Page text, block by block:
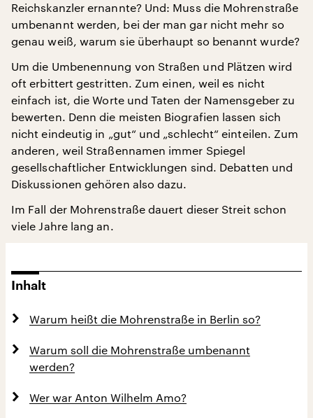
Reichskanzler ernannte? Und: Muss die Mohrenstraße
umbenannt werden, bei der man gar nicht mehr so
genau weiß, warum sie überhaupt so benannt wurde?
Um die Umbenennung von Straßen und Plätzen wird
oft erbittert gestritten. Zum einen, weil es nicht
einfach ist, die Worte und Taten der Namensgeber zu
bewerten. Denn die meisten Biografien lassen sich
nicht eindeutig in „gut“ und „schlecht“ einteilen. Zum
anderen, weil Straßennamen immer Spiegel
gesellschaftlicher Entwicklungen sind. Debatten und
Diskussionen gehören also dazu.
Im Fall der Mohrenstraße dauert dieser Streit schon
viele Jahre lang an.
Inhalt
Warum heißt die Mohrenstraße in Berlin so?
Warum soll die Mohrenstraße umbenannt
werden?
Wer war Anton Wilhelm Amo?